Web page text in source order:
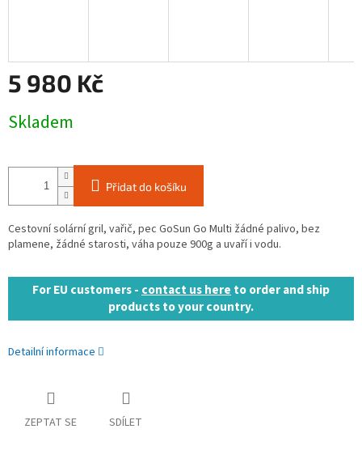
5 980 Kč
cena:
Skladem
Přidat do košíku
Cestovní solární gril, vařič, pec GoSun Go Multi žádné palivo, bez
plamene, žádné starosti, váha pouze 900g a uvaří i vodu.
For EU customers -contact us hereto order and ship
products to your country.
Detailní informace
ZEPTAT SE SDÍLET